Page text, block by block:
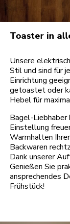
Toaster in
Unsere
Stil und sind für
Einrichtung
getoastet oder
Hebel für
Bagel-Liebhaber
Einstellung
Warmhalten
Backwaren
Dank unserer
Genießen Sie
ansprechendes
Frühstück!